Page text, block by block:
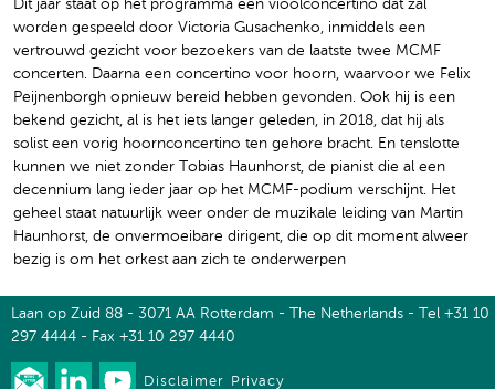
Dit jaar staat op het programma een vioolconcertino dat zal
worden gespeeld door Victoria Gusachenko, inmiddels een
vertrouwd gezicht voor bezoekers van de laatste twee MCMF
concerten. Daarna een concertino voor hoorn, waarvoor we Felix
Peijnenborgh opnieuw bereid hebben gevonden. Ook hij is een
bekend gezicht, al is het iets langer geleden, in 2018, dat hij als
solist een vorig hoornconcertino ten gehore bracht. En tenslotte
kunnen we niet zonder Tobias Haunhorst, de pianist die al een
decennium lang ieder jaar op het MCMF-podium verschijnt. Het
geheel staat natuurlijk weer onder de muzikale leiding van Martin
Haunhorst, de onvermoeibare dirigent, die op dit moment alweer
bezig is om het orkest aan zich te onderwerpen
Laan op Zuid 88 - 3071 AA Rotterdam - The Netherlands - Tel +31 10
297 4444 - Fax +31 10 297 4440
Disclaimer Privacy